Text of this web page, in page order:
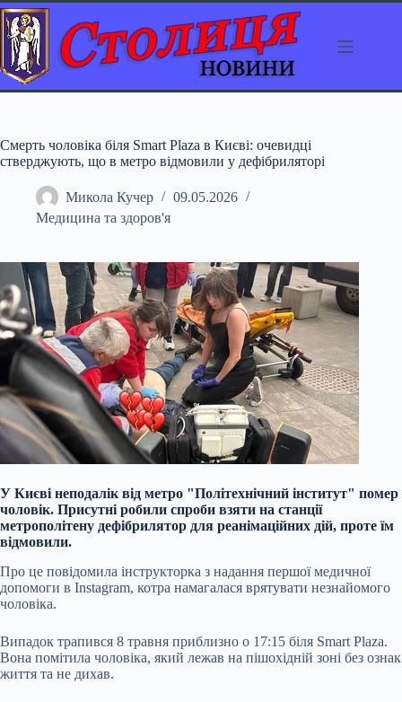
Перейти
до
вмісту
Смерть чоловіка біля Smart Plaza в Києві: очевидці
стверджують, що в метро відмовили у дефібриляторі
Микола Кучер
09.05.2026
Медицина та здоров'я
У Києві неподалік від метро "Політехнічний інститут" помер
чоловік. Присутні робили спроби взяти на станції
метрополітену дефібрилятор для реанімаційних дій, проте їм
відмовили.
Про це повідомила інструкторка з надання першої медичної
допомоги в Instagram, котра намагалася врятувати незнайомого
чоловіка.
Випадок трапився 8 травня приблизно о 17:15 біля Smart Plaza.
Вона помітила чоловіка, який лежав на пішохідній зоні без ознак
життя та не дихав.